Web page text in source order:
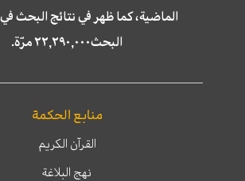
الماضية، كما ظهر في نتائج البحث
البحث٢٢,٢٩٠,٠٠٠ مرّة.
منابع الحكمة
القرآن الكريم
نهج البلاغة